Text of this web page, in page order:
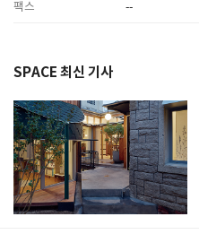
팩스 --
SPACE 최신 기사